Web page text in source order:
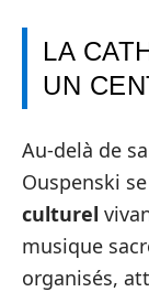
LA
UN
Au-delà de
Ouspenski
culturel
musique
organisés,